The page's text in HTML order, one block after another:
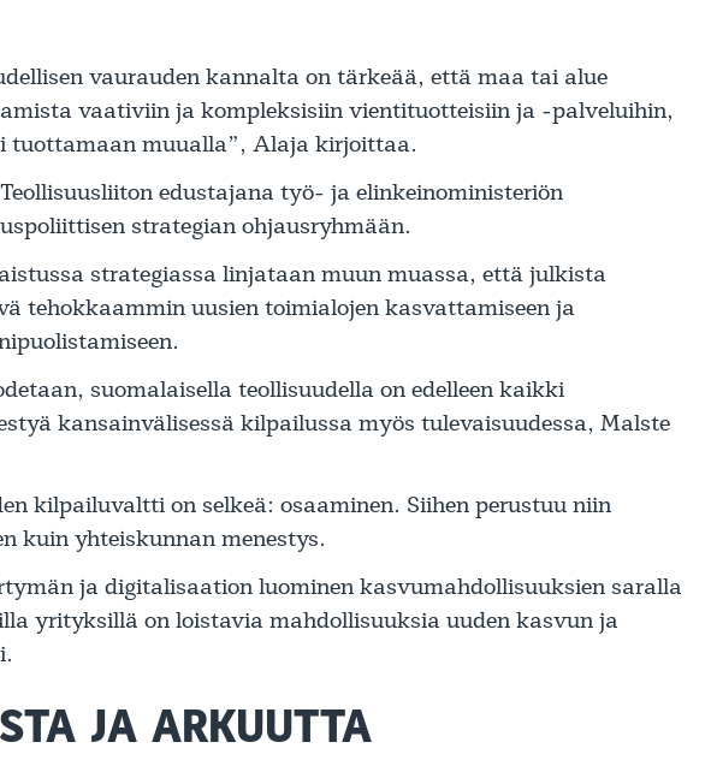
vaurauden kannalta on tärkeää, että maa tai alue
vaativiin ja kompleksisiin vientituotteisiin ja -palveluihin,
tuottamaan muualla”, Alaja kirjoittaa.
edustajana työ- ja elinkeinoministeriön
strategian ohjausryhmään.
strategiassa linjataan muun muassa, että julkista
tehokkaammin uusien toimialojen kasvattamiseen ja
suomalaisella teollisuudella on edelleen kaikki
kansainvälisessä kilpailussa myös tulevaisuudessa, Malste
kilpailuvaltti on selkeä: osaaminen. Siihen perustuu niin
kuin yhteiskunnan menestys.
ja digitalisaation luominen kasvumahdollisuuksien saralla
yrityksillä on loistavia mahdollisuuksia uuden kasvun ja
JA ARKUUTTA